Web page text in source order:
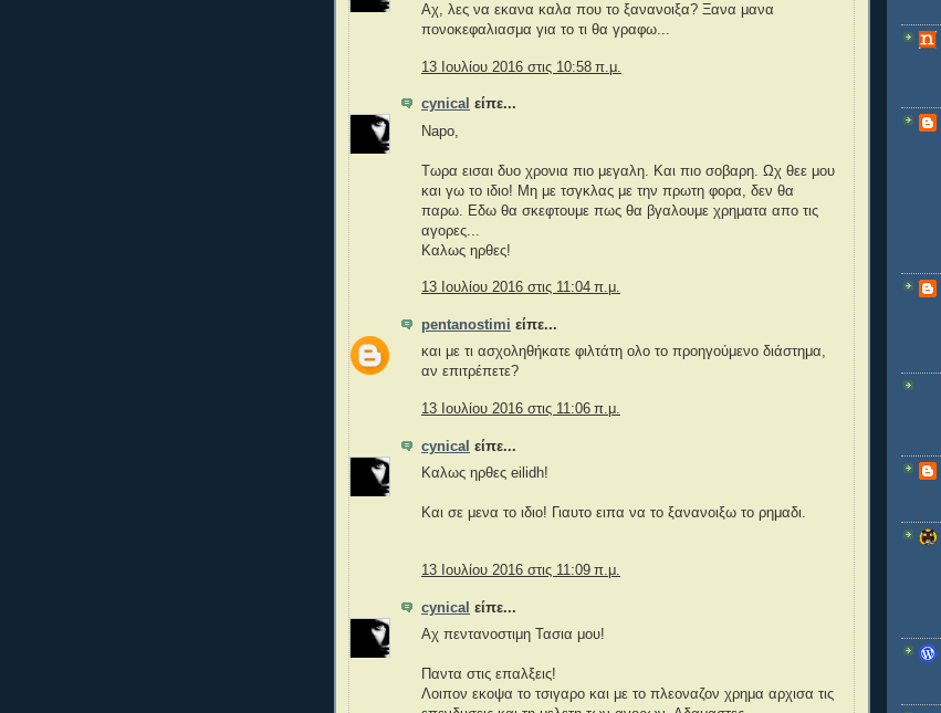
Αχ, λες να εκανα καλα που το ξανανοιξα? Ξανα μανα
πονοκεφαλιασμα για το τι θα γραφω...
13 Ιουλίου 2016 στις 10:58 π.μ.
cynical είπε...
Napo,
Τωρα εισαι δυο χρονια πιο μεγαλη. Και πιο σοβαρη. Ωχ θεε μου
και γω το ιδιο! Μη με τσγκλας με την πρωτη φορα, δεν θα
παρω. Εδω θα σκεφτουμε πως θα βγαλουμε χρηματα απο τις
αγορες...
Καλως ηρθες!
13 Ιουλίου 2016 στις 11:04 π.μ.
pentanostimi είπε...
και με τι ασχοληθήκατε φιλτάτη ολο το προηγούμενο διάστημα,
αν επιτρέπετε?
13 Ιουλίου 2016 στις 11:06 π.μ.
cynical είπε...
Καλως ηρθες eilidh!
Και σε μενα το ιδιο! Γιαυτο ειπα να το ξανανοιξω το ρημαδι.
13 Ιουλίου 2016 στις 11:09 π.μ.
cynical είπε...
Αχ πεντανοστιμη Τασια μου!
Παντα στις επαλξεις!
Λοιπον εκοψα το τσιγαρο και με το πλεοναζον χρημα αρχισα τις